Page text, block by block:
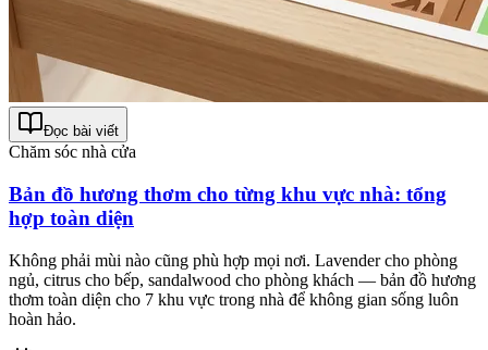
Đọc bài viết
Chăm sóc nhà cửa
Bản đồ hương thơm cho từng khu vực nhà: tổng
hợp toàn diện
Không phải mùi nào cũng phù hợp mọi nơi. Lavender cho phòng
ngủ, citrus cho bếp, sandalwood cho phòng khách — bản đồ hương
thơm toàn diện cho 7 khu vực trong nhà để không gian sống luôn
hoàn hảo.